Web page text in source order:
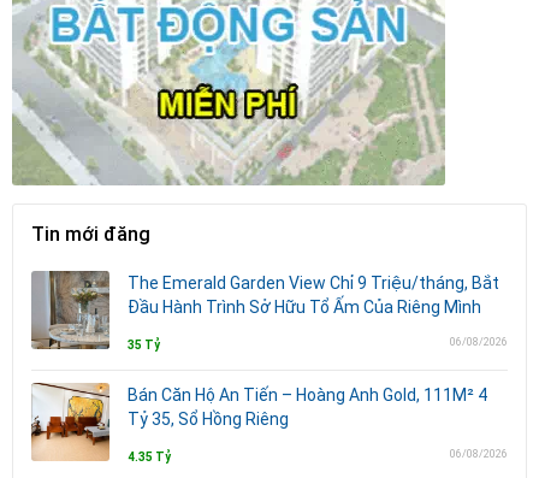
Tin mới đăng
The Emerald Garden View Chỉ 9 Triệu/tháng, Bắt
Đầu Hành Trình Sở Hữu Tổ Ấm Của Riêng Mình
35 Tỷ 06/08/2026
Bán Căn Hộ An Tiến – Hoàng Anh Gold, 111M² 4
Tỷ 35, Sổ Hồng Riêng
4.35 Tỷ 06/08/2026